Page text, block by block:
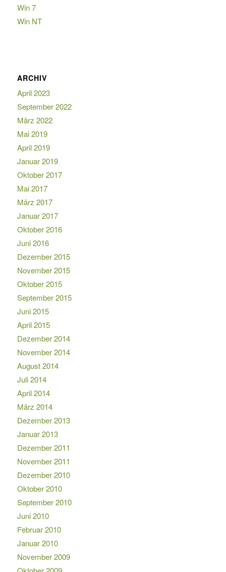
Win 7
Win NT
ARCHIV
April 2023
September 2022
März 2022
Mai 2019
April 2019
Januar 2019
Oktober 2017
Mai 2017
März 2017
Januar 2017
Oktober 2016
Juni 2016
Dezember 2015
November 2015
Oktober 2015
September 2015
Juni 2015
April 2015
Dezember 2014
November 2014
August 2014
Juli 2014
April 2014
März 2014
Dezember 2013
Januar 2013
Dezember 2011
November 2011
Dezember 2010
Oktober 2010
September 2010
Juni 2010
Februar 2010
Januar 2010
November 2009